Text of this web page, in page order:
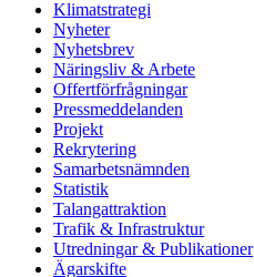
Klimatstrategi
Nyheter
Nyhetsbrev
Näringsliv & Arbete
Offertförfrågningar
Pressmeddelanden
Projekt
Rekrytering
Samarbetsnämnden
Statistik
Talangattraktion
Trafik & Infrastruktur
Utredningar & Publikationer
Ägarskifte